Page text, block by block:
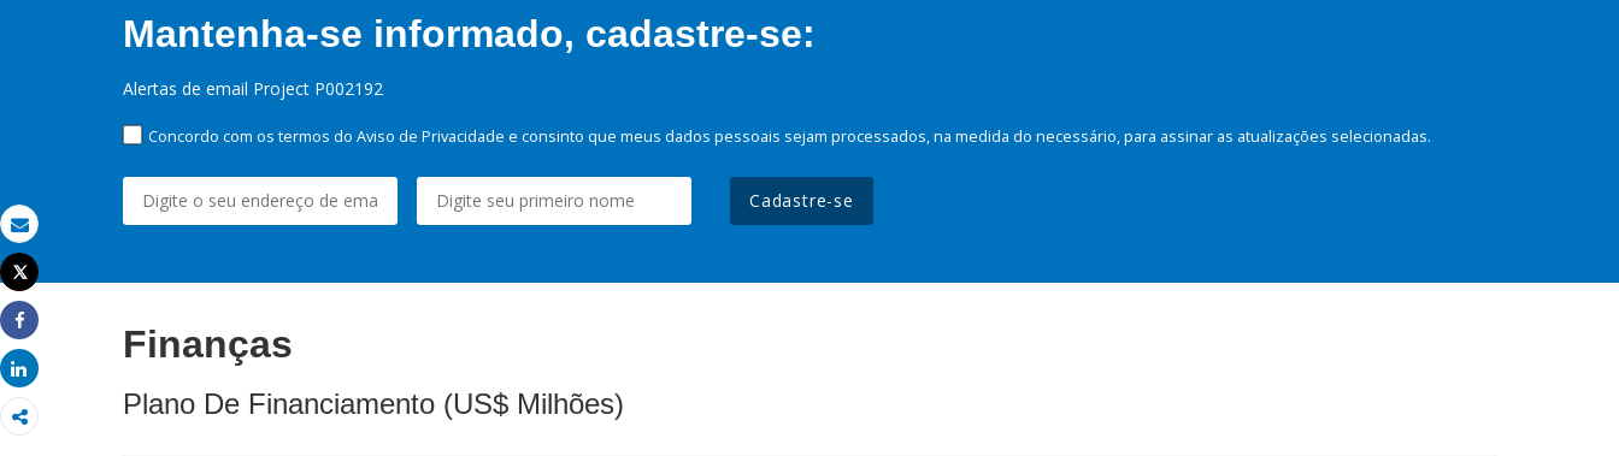
Email
Imprimir
Tweet
Share
Share
Mantenha-se informado, cadastre-se:
Alertas de email Project P002192
Concordo com os termos do Aviso de Privacidade e consinto que meus dados pessoais sejam processados, na medida do necessário, para assinar as atualizações selecionadas.
Cadastre-se
Finanças
Plano De Financiamento (US$ Milhões)